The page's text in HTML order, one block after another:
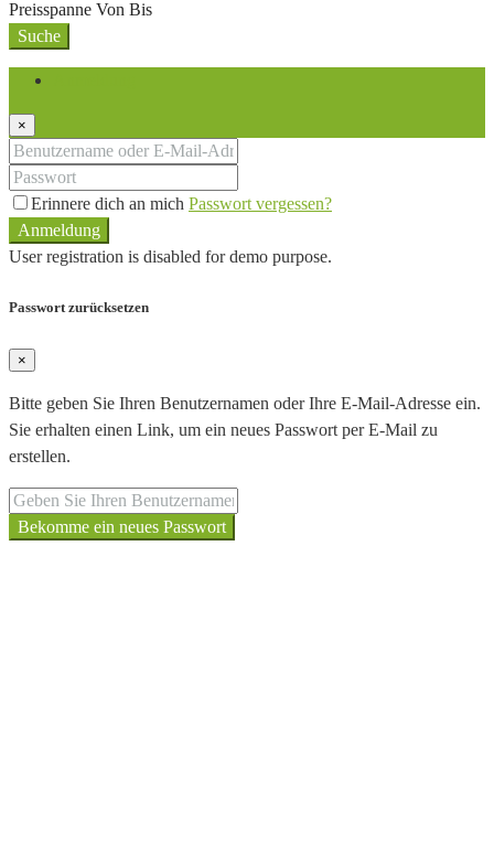
Preisspanne Von Bis
Suche
×
Erinnere dich an mich Passwort vergessen?
Anmeldung
User registration is disabled for demo purpose.
Passwort zurücksetzen
×
Bitte geben Sie Ihren Benutzernamen oder Ihre E-Mail-Adresse ein.
Sie erhalten einen Link, um ein neues Passwort per E-Mail zu
erstellen.
Bekomme ein neues Passwort